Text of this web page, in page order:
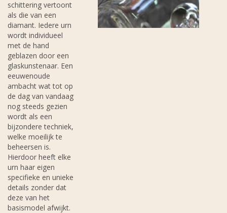
schittering vertoont
als die van een
diamant. Iedere urn
wordt individueel
met de hand
geblazen door een
glaskunstenaar. Een
eeuwenoude
ambacht wat tot op
de dag van vandaag
nog steeds gezien
wordt als een
bijzondere techniek,
welke moeilijk te
beheersen is.
Hierdoor heeft elke
urn haar eigen
specifieke en unieke
details zonder dat
deze van het
basismodel afwijkt.